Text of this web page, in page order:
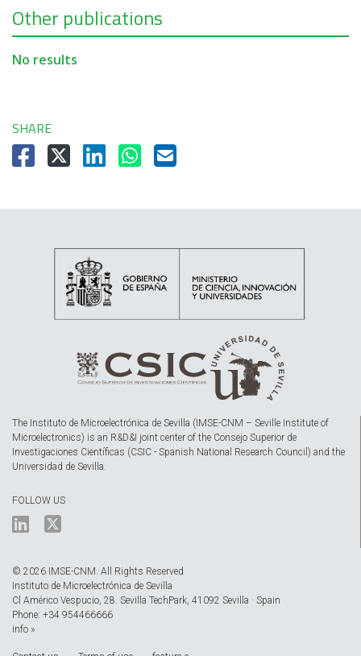
Other publications
No results
SHARE
The Instituto de Microelectrónica de Sevilla (IMSE-CNM – Seville Institute of
Microelectronics) is an R&D&I joint center of the Consejo Superior de
Investigaciones Científicas (CSIC - Spanish National Research Council) and the
Universidad de Sevilla.
FOLLOW US
© 2026 IMSE-CNM. All Rights Reserved
Instituto de Microelectrónica de Sevilla
Cl Américo Vespucio, 28. Sevilla TechPark, 41092 Sevilla · Spain
Phone: +34 954466666
info »